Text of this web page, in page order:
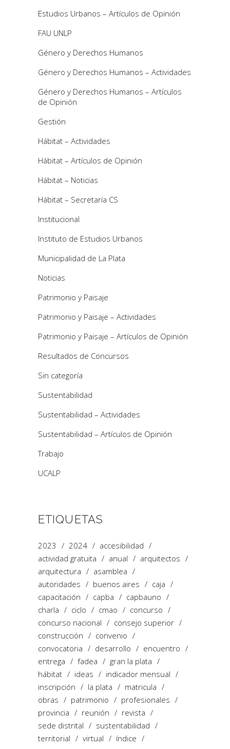
Estudios Urbanos – Artículos de Opinión
FAU UNLP
Género y Derechos Humanos
Género y Derechos Humanos – Actividades
Género y Derechos Humanos – Artículos
de Opinión
Gestión
Hábitat – Actividades
Hábitat – Artículos de Opinión
Hábitat – Noticias
Hábitat – Secretaría CS
Institucional
Instituto de Estudios Urbanos
Municipalidad de La Plata
Noticias
Patrimonio y Paisaje
Patrimonio y Paisaje – Actividades
Patrimonio y Paisaje – Artículos de Opinión
Resultados de Concursos
Sin categoría
Sustentabilidad
Sustentabilidad – Actividades
Sustentabilidad – Artículos de Opinión
Trabajo
UCALP
ETIQUETAS
2023 2024
accesibilidad
actividad gratuita
anual
arquitectos
arquitectura
asamblea
autoridades
buenos aires
caja
capacitación
capba
capbauno
charla
ciclo cmao
concurso
concurso nacional
consejo superior
construcción
convenio
convocatoria
desarrollo
encuentro
entrega
fadea
gran la plata
hábitat
ideas
indicador mensual
inscripción
la plata
matricula
obras
patrimonio
profesionales
provincia
reunión
revista
sede distrital
sustentabilidad
territorial
virtual índice